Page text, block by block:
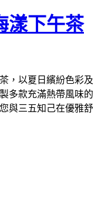
漾下午茶
，以夏日繽紛色彩及
多款充滿熱帶風味的
與三五知己在優雅舒